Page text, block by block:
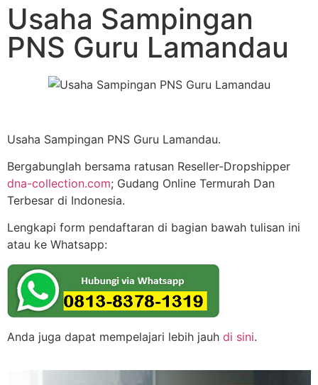
Usaha Sampingan
PNS Guru Lamandau
Usaha Sampingan PNS Guru Lamandau.
Bergabunglah bersama ratusan Reseller-Dropshipper
dna-collection.com; Gudang Online Termurah Dan
Terbesar di Indonesia.
Lengkapi form pendaftaran di bagian bawah tulisan ini
atau ke Whatsapp:
Anda juga dapat mempelajari lebih jauh di sini.